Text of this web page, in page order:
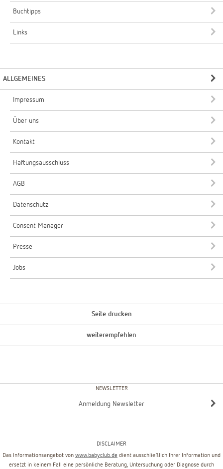
Buchtipps
Links
ALLGEMEINES
Impressum
Über uns
Kontakt
Haftungsausschluss
AGB
Datenschutz
Consent Manager
Presse
Jobs
Seite drucken
weiterempfehlen
NEWSLETTER
Anmeldung Newsletter
DISCLAIMER
Das Informationsangebot von www.babyclub.de dient ausschließlich Ihrer Information und
ersetzt in keinem Fall eine persönliche Beratung, Untersuchung oder Diagnose durch